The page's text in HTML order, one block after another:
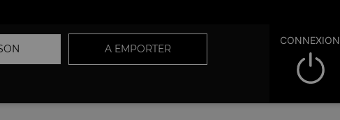
A EMPORTER
CONNEXION